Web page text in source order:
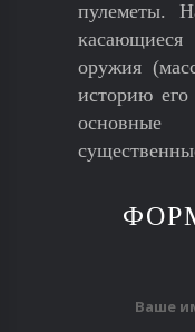
пулеметы.
оружия
историю
Ваше